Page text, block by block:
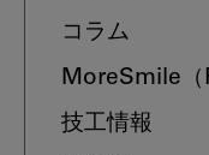
コラム
MoreSmile
技工情報